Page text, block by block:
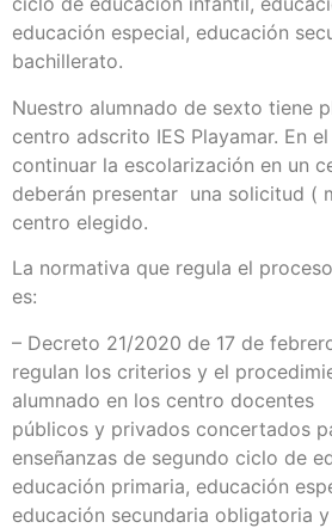
educación especial, educación
bachillerato.
Nuestro alumnado de sexto tiene
centro adscrito IES Playamar. En
continuar la escolarización en un
deberán presentar una solicitud (
centro elegido.
La normativa que regula el
es:
– Decreto 21/2020 de 17 de
regulan los criterios y el
alumnado en los centro docentes
públicos y privados concertados
enseñanzas de segundo ciclo de
educación primaria, educación
educación secundaria obligatoria